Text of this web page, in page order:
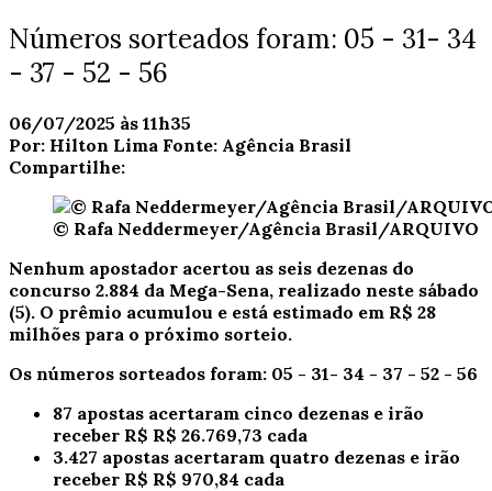
Números sorteados foram: 05 - 31- 34
- 37 - 52 - 56
06/07/2025 às 11h35
Por: Hilton Lima Fonte: Agência Brasil
Compartilhe:
© Rafa Neddermeyer/Agência Brasil/ARQUIVO
Nenhum apostador acertou as seis dezenas do
concurso 2.884 da Mega-Sena, realizado neste sábado
(5). O prêmio acumulou e está estimado em R$ 28
milhões para o próximo sorteio.
Os números sorteados foram: 05 - 31- 34 - 37 - 52 - 56
87 apostas acertaram cinco dezenas e irão
receber R$ R$ 26.769,73 cada
3.427 apostas acertaram quatro dezenas e irão
receber R$ R$ 970,84 cada